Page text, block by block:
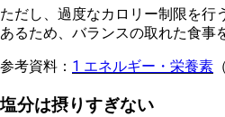
ただし、過度なカロリー制限を行
あるため、バランスの取れた食事
参考資料： 1 エネルギー・栄養素
塩分は摂りすぎない